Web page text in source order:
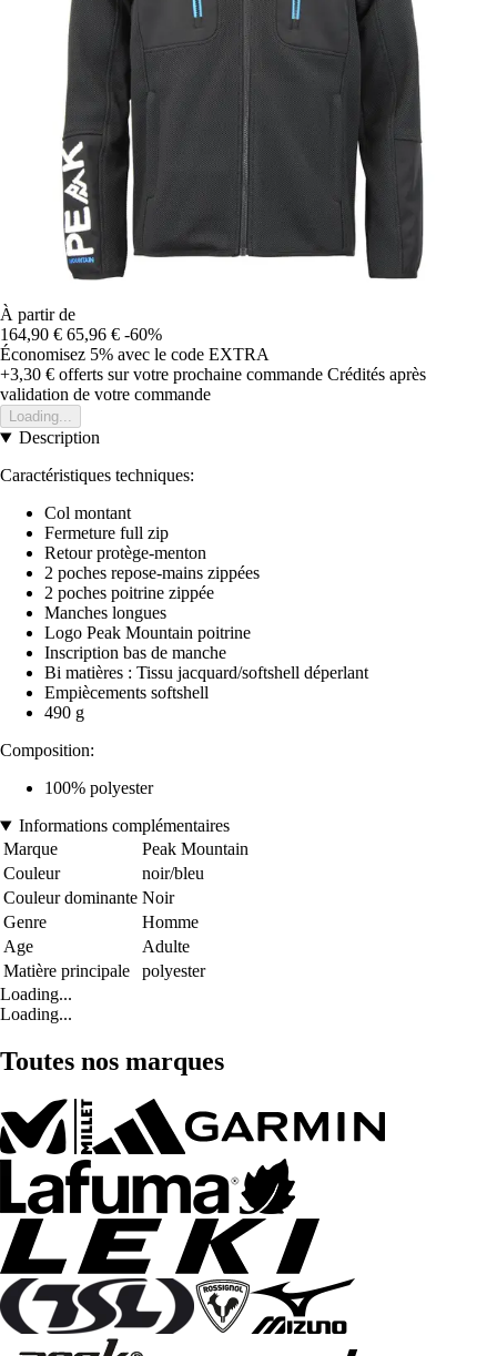
À partir de
164,90 € 65,96 € -60%
Économisez 5% avec le code EXTRA
+3,30 € offerts sur votre prochaine commande Crédités après
validation de votre commande
Loading...
Description
Caractéristiques techniques:
Col montant
Fermeture full zip
Retour protège-menton
2 poches repose-mains zippées
2 poches poitrine zippée
Manches longues
Logo Peak Mountain poitrine
Inscription bas de manche
Bi matières : Tissu jacquard/softshell déperlant
Empiècements softshell
490 g
Composition:
100% polyester
Informations complémentaires
Marque
Peak Mountain
Couleur
noir/bleu
Couleur dominante Noir
Genre
Homme
Age
Adulte
Matière principale
polyester
Loading...
Loading...
Toutes nos marques